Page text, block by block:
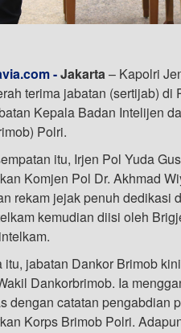
-Jakarta– Kapolri
terima jabatan (sertijab)
Kepala Badan Intelijen
Polri.
itu, Irjen Pol Yuda
Komjen Pol Dr. Akhmad
rekam jejak penuh dedikasi
kemudian diisi oleh
itu, jabatan Dankor Brimob
Dankorbrimob. Ia
dengan catatan pengabdian
Korps Brimob Polri.